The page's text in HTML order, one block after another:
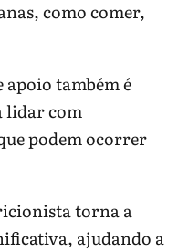
como comer,
também é
lidar com
podem ocorrer
torna a
ajudando a